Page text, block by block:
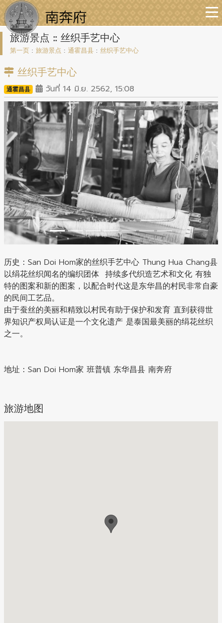
旅游景点 :: 丝织手艺中心
第一页 : 旅游景点 : 通霍昌县 : 丝织手艺中心
丝织手艺中心
通霍昌县 วันที่ 14 มิ.ย. 2562, 15:08
Previous Next
历史： San Doi Hom家的丝织手艺中心 Thung Hua Chang县
以绢花丝织闻名的编织团体 持续多代织造艺术和文化 有独
特的图案和新的图案，以配合时代这是东华昌的村民非常自豪
的民间工艺品。
由于蚕丝的美丽和精致以村民有助于保护和发育 直到获得世
界知识产权局认证是一个文化遗产 是泰国最美丽的绢花丝织
之一。
地址： San Doi Hom家 班普镇 东华昌县 南奔府
旅游地图